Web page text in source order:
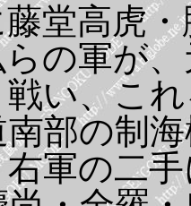
藤堂高虎
の軍が
い、こ
部の制
軍の二